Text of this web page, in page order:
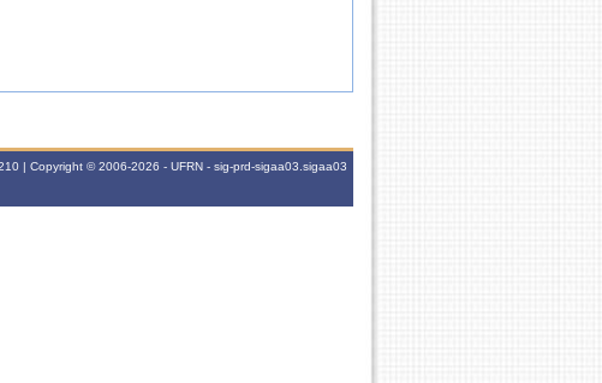
| Copyright © 2006-2026 - UFRN - sig-prd-sigaa03.sigaa03